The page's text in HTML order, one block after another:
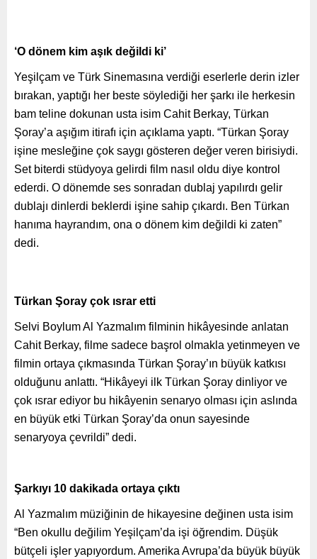
‘O dönem kim aşık değildi ki’
Yeşilçam ve Türk Sinemasına verdiği eserlerle derin izler
bırakan, yaptığı her beste söylediği her şarkı ile herkesin
bam teline dokunan usta isim Cahit Berkay, Türkan
Şoray’a aşığım itirafı için açıklama yaptı. “Türkan Şoray
işine mesleğine çok saygı gösteren değer veren birisiydi.
Set biterdi stüdyoya gelirdi film nasıl oldu diye kontrol
ederdi. O dönemde ses sonradan dublaj yapılırdı gelir
dublajı dinlerdi beklerdi işine sahip çıkardı. Ben Türkan
hanıma hayrandım, ona o dönem kim değildi ki zaten”
dedi.
Türkan Şoray çok ısrar etti
Selvi Boylum Al Yazmalım filminin hikâyesinde anlatan
Cahit Berkay, filme sadece başrol olmakla yetinmeyen ve
filmin ortaya çıkmasında Türkan Şoray’ın büyük katkısı
olduğunu anlattı. “Hikâyeyi ilk Türkan Şoray dinliyor ve
çok ısrar ediyor bu hikâyenin senaryo olması için aslında
en büyük etki Türkan Şoray’da onun sayesinde
senaryoya çevrildi” dedi.
Şarkıyı 10 dakikada ortaya çıktı
Al Yazmalım müziğinin de hikayesine değinen usta isim
“Ben okullu değilim Yeşilçam’da işi öğrendim. Düşük
bütçeli işler yapıyordum. Amerika Avrupa’da büyük büyük